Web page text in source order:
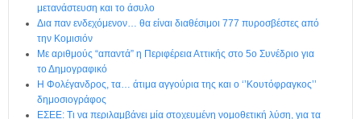
μετανάστευση και το άσυλο
Δια παν ενδεχόμενον… θα είναι διαθέσιμοι 777 πυροσβέστες από
την Κομισιόν
Με αριθμούς “απαντά” η Περιφέρεια Αττικής στο 5ο Συνέδριο για
το Δημογραφικό
Η Φολέγανδρος, τα… άτιμα αγγούρια της και ο ‘’Κουτόφραγκος’’
δημοσιογράφος
ΕΣΕΕ: Τι να περιλαμβάνει μία στοχευμένη νομοθετική λύση, για τα